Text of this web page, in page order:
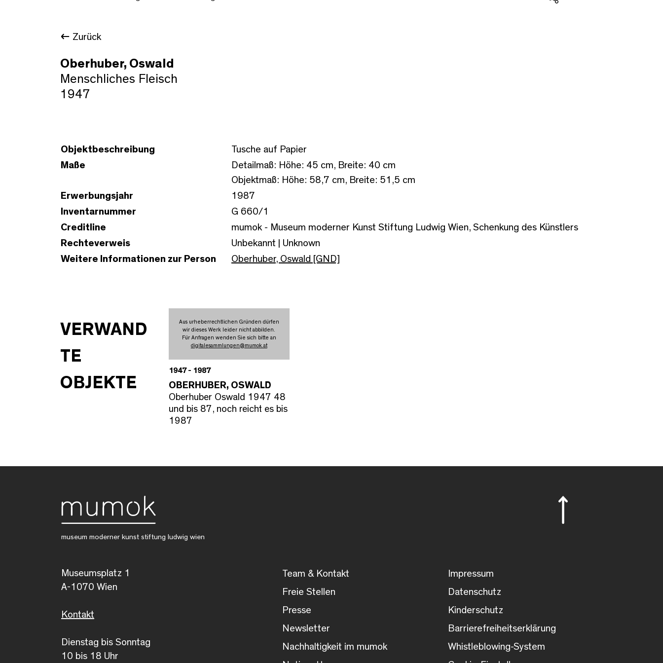
Zurück
Oberhuber, Oswald
Menschliches Fleisch
1947
Objektbeschreibung
Tusche auf Papier
Maße
Detailmaß: Höhe: 45 cm, Breite: 40 cm
Objektmaß: Höhe: 58,7 cm, Breite: 51,5 cm
Erwerbungsjahr
1987
Inventarnummer
G 660/1
Creditline
mumok - Museum moderner Kunst Stiftung Ludwig Wien, Schenkung des Künstlers
Rechteverweis
Unbekannt | Unknown
Weitere Informationen zur Person
Oberhuber, Oswald [GND]
VERWAND
TE
OBJEKTE
Aus urheberrechtlichen Gründen dürfen
wir dieses Werk leider nicht abbilden.
Für Anfragen wenden Sie sich bitte an
digitalesammlungen@mumok.at
1947 - 1987
OBERHUBER, OSWALD
Oberhuber Oswald 1947 48
und bis 87, noch reicht es bis
1987
museum moderner kunst stiftung ludwig wien
Museumsplatz 1
A-1070 Wien
Kontakt
Dienstag bis Sonntag
10 bis 18 Uhr
Team & Kontakt
Freie Stellen
Presse
Newsletter
Nachhaltigkeit im mumok
Impressum
Datenschutz
Kinderschutz
Barrierefreiheitserklärung
Whistleblowing-System